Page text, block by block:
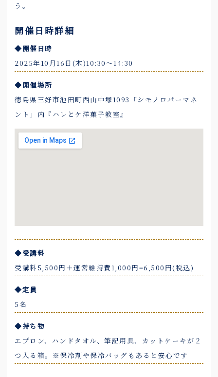
う。
開催日時詳細
◆開催日時
2025年10月16日(木)10:30〜14:30
◆開催場所
徳島県三好市池田町西山中塚1093「シモノロパーマネ
ント」内『ハレとケ洋菓子教室』
◆受講料
受講料5,500円＋運営維持費1,000円=6,500円(税込)
◆定員
5名
◆持ち物
エプロン、ハンドタオル、筆記用具、カットケーキが２
つ入る箱。※保冷剤や保冷バッグもあると安心です